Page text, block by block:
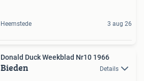
Heemstede 3 aug 26
Donald Duck Weekblad Nr10 1966
Bieden Details